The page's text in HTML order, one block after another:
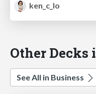
ken_c_lo
Other Decks
See All in Business